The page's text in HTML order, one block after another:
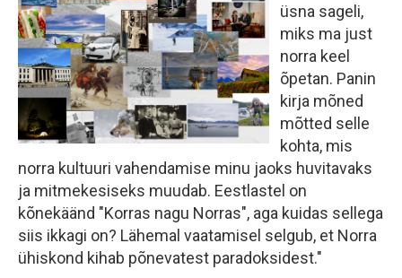
üsna sageli,
miks ma just
norra keel
õpetan. Panin
kirja mõned
mõtted selle
kohta, mis
norra kultuuri vahendamise minu jaoks huvitavaks
ja mitmekesiseks muudab. Eestlastel on
kõnekäänd "Korras nagu Norras", aga kuidas sellega
siis ikkagi on? Lähemal vaatamisel selgub, et Norra
ühiskond kihab põnevatest paradoksidest."